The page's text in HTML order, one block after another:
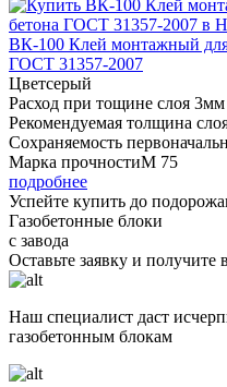
ВК-100 Клей монтажный для
ГОСТ 31357-2007
Цветсерый
Расход при тощине слоя
Рекомендуемая толщина
Сохраняемость
Марка прочностиМ 75
подробнее
Успейте купить до
Газобетонные блоки
с завода
Оставьте заявку и получите
Наш специалист даст
газобетонным блокам